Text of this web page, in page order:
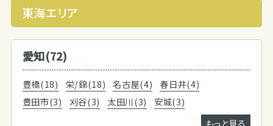
東海エリア
愛知(72)
豊橋(18) 栄/錦(18) 名古屋(4)
春日井(4)
豊田市(3)
刈谷(3) 太田川(3)
安城(3)
もっと見る